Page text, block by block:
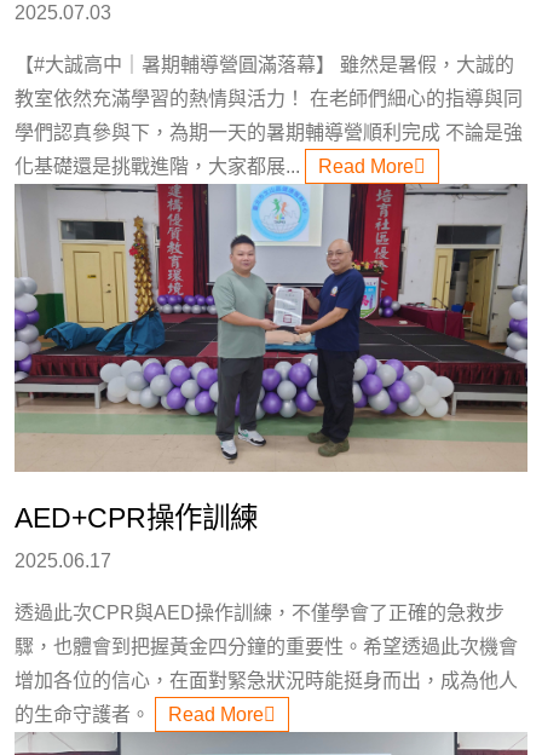
2025.07.03
【#大誠高中｜暑期輔導營圓滿落幕】 雖然是暑假，大誠的
教室依然充滿學習的熱情與活力！ 在老師們細心的指導與同
學們認真參與下，為期一天的暑期輔導營順利完成 不論是強
化基礎還是挑戰進階，大家都展...
Read More
AED+CPR操作訓練
2025.06.17
透過此次CPR與AED操作訓練，不僅學會了正確的急救步
驟，也體會到把握黃金四分鐘的重要性。希望透過此次機會
增加各位的信心，在面對緊急狀況時能挺身而出，成為他人
的生命守護者。
Read More